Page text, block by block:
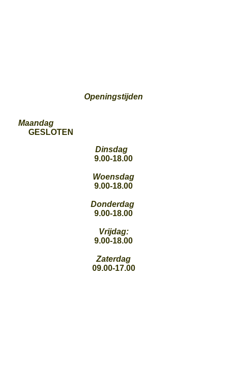
Openingstijden
Maandag
GESLOTEN
Dinsdag
9.00-18.00
Woensdag
9.00-18.00
Donderdag
9.00-18.00
Vrijdag:
9.00-18.00
Zaterdag
09.00-17.00